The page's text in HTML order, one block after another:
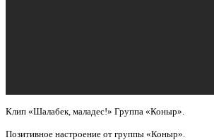
Клип «Шалабек, маладес!» Группа «Коныр».
Позитивное настроение от группы «Коныр».